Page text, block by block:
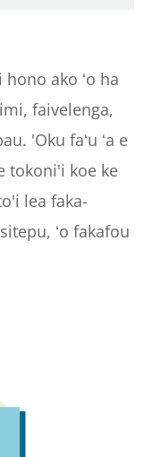
hono ako ʻo ha
faivelenga,
'Oku faʻu ʻa e
tokoni'i koe ke
lea faka-
ʻo fakafou